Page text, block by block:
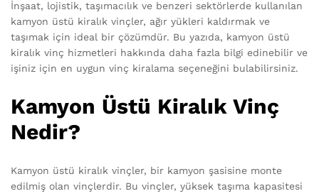
İnşaat, lojistik, taşımacılık ve benzeri sektörlerde kullanılan
kamyon üstü kiralık vinçler, ağır yükleri kaldırmak ve
taşımak için ideal bir çözümdür. Bu yazıda, kamyon üstü
kiralık vinç hizmetleri hakkında daha fazla bilgi edinebilir ve
işiniz için en uygun vinç kiralama seçeneğini bulabilirsiniz.
Kamyon Üstü Kiralık Vinç
Nedir?
Kamyon üstü kiralık vinçler, bir kamyon şasisine monte
edilmiş olan vinçlerdir. Bu vinçler, yüksek taşıma kapasitesi